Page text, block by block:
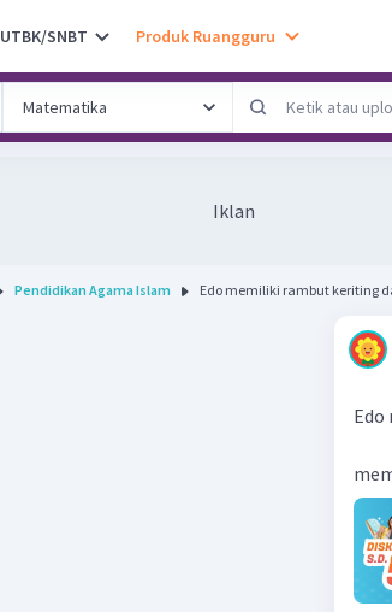
UTBK/SNBT Produk Ruangguru
Iklan
Pendidikan Agama Islam Edo memiliki rambut keriting